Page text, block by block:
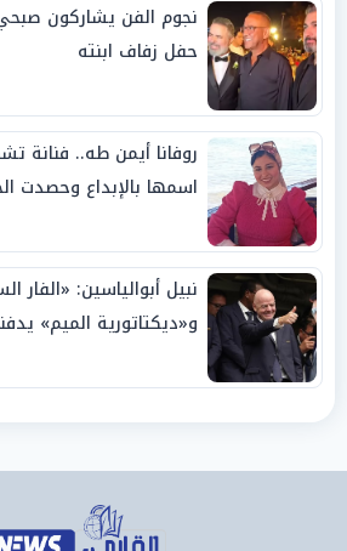
نجوم الفن يشاركون
حفل زفاف ابنته
روفانا أيمن طه.. فنانة
اسمها بالإبداع وحصدت
نبيل أبوالياسين: «الفار
و«ديكتاتورية الميم»